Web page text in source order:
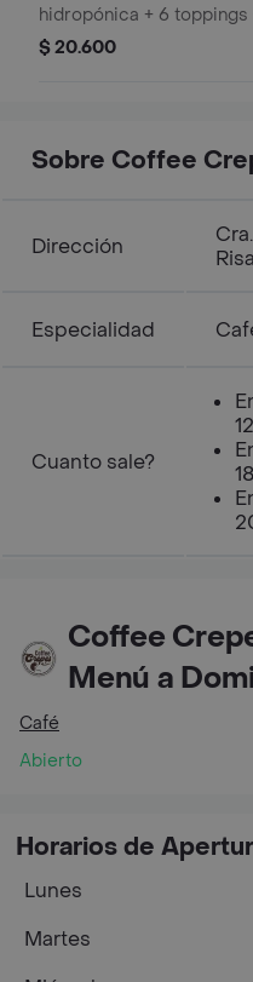
hidropónica + 6 toppings
aderezos + 1 proteína
$ 20.600
Sobre Coffee
Dirección
Especialidad
Cuanto sale?
Coffee
Menú a
Café
Abierto
Horarios de
Lunes
Martes